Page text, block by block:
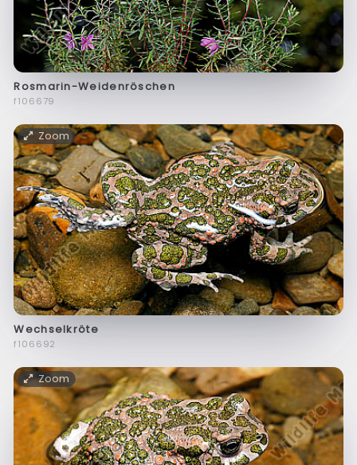
Rosmarin-Weidenröschen
f106679
Zoom
Wechselkröte
f106692
Zoom